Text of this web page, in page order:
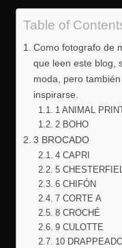
Table of
Como fotografo de
que leen este blog,
moda, pero
inspirarse.
1 ANIMAL
2 BOHO
3 BROCADO
4 CAPRI
5
6 CHIFÓN
7 CORTE A
8 CROCHÉ
9 CULOTTE
10